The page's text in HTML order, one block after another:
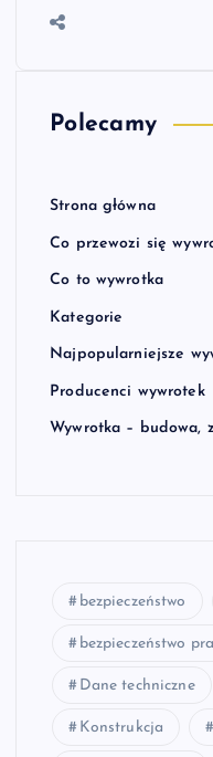
Polecamy
Strona główna
Co przewozi się
Co to wywrotka
Kategorie
Najpopularniejsze
Producenci wywrotek
Wywrotka – budowa,
bezpieczeństwo
bezpieczeństwo
Dane techniczne
Konstrukcja